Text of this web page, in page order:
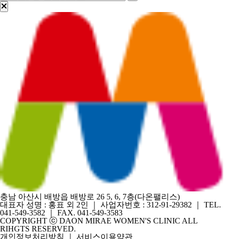
충남 아산시 배방읍 배방로 26 5, 6, 7층(다온팰리스)
대표자 성명 : 홍표 외 2인 ｜ 사업자번호 : 312-91-29382 ｜ TEL.
041-549-3582 ｜ FAX. 041-549-3583
COPYRIGHT ⓒ DAON MIRAE WOMEN'S CLINIC ALL
RIHGTS RESERVED.
개인정보처리방침
서비스이용약관